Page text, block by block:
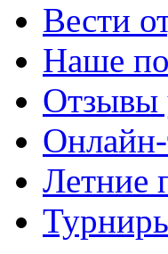
Вести
Наше
Отзывы
Летние